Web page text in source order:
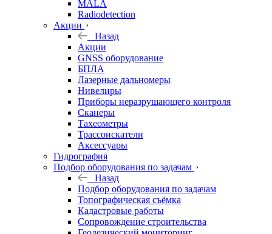
MALA
Radiodetection
Акции
Назад
Акции
GNSS оборудование
БПЛА
Лазерные дальномеры
Нивелиры
Приборы неразрушающего контроля
Сканеры
Тахеометры
Трассоискатели
Аксессуары
Гидрография
Подбор оборудования по задачам
Назад
Подбор оборудования по задачам
Топографическая съёмка
Кадастровые работы
Сопровождение строительства